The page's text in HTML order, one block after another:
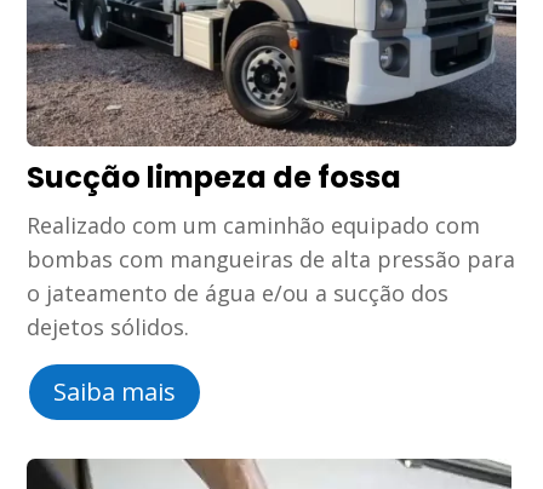
Sucção limpeza de fossa
Realizado com um caminhão equipado com
bombas com mangueiras de alta pressão para
o jateamento de água e/ou a sucção dos
dejetos sólidos.
Saiba mais